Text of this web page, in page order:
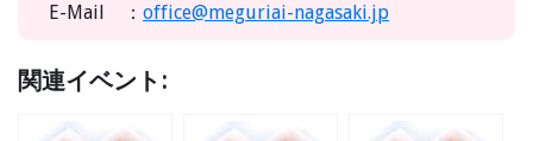
E-Mail ： office@meguriai-nagasaki.jp
関連イベント: